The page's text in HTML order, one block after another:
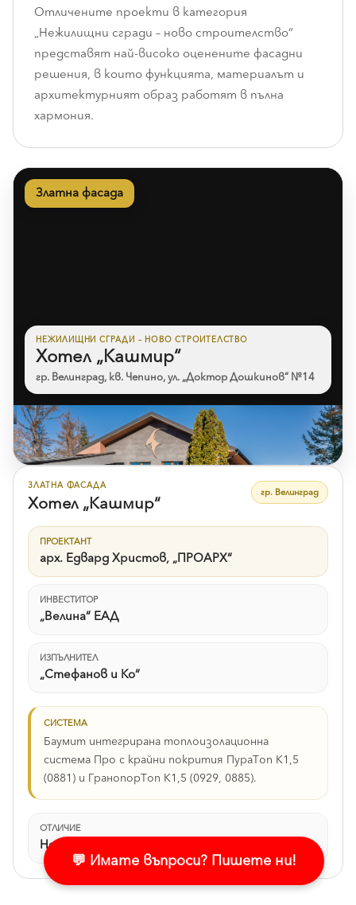
💬 Имате въпроси? Пишете ни!
Отличените проекти в категория
„Нежилищни сгради – ново строителство“
представят най-високо оценените фасадни
решения, в които функцията, материалът и
архитектурният образ работят в пълна
хармония.
Златна фасада
НЕЖИЛИЩНИ СГРАДИ – НОВО СТРОИТЕЛСТВО
Хотел „Кашмир“
гр. Велинград, кв. Чепино, ул. „Доктор Дошкинов“ №14
Към референцията
ЗЛАТНА ФАСАДА
Хотел „Кашмир“ гр. Велинград
ПРОЕКТАНТ
арх. Едвард Христов, „ПРОАРХ“
ИНВЕСТИТОР
„Велина“ ЕАД
ИЗПЪЛНИТЕЛ
„Стефанов и Ко“
СИСТЕМА
Баумит интегрирана топлоизолационна
система Про с крайни покрития ПураТоп К1,5
(0881) и ГранопорТоп К1,5 (0929, 0885).
ОТЛИЧИЕ
Номинация за европейска фасада